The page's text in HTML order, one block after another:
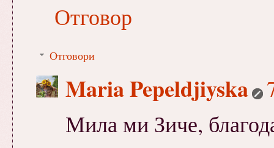
Отговор
Отговори
Maria Pepeldjiyska
Мила ми Зиче,